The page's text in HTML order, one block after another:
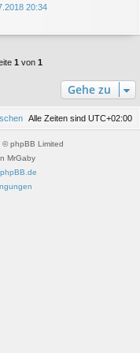
20:34
1 von 1
Gehe zu
Alle Zeiten sind UTC+02:00
© phpBB Limited
MrGaby
phpBB.de